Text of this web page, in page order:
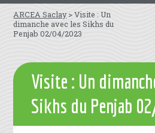
ARCEA Saclay>Visite : Un
dimanche avec les Sikhs du
Penjab 02/04/2023
Visite : Un
Sikhs du Penjab